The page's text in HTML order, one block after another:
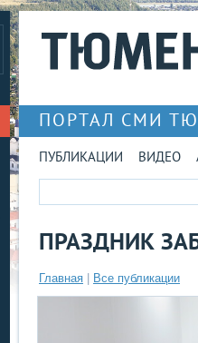
ПОРТАЛ СМИ
ПУБЛИКАЦИИ ВИДЕО
ПРАЗДНИК
Главная Все публикации